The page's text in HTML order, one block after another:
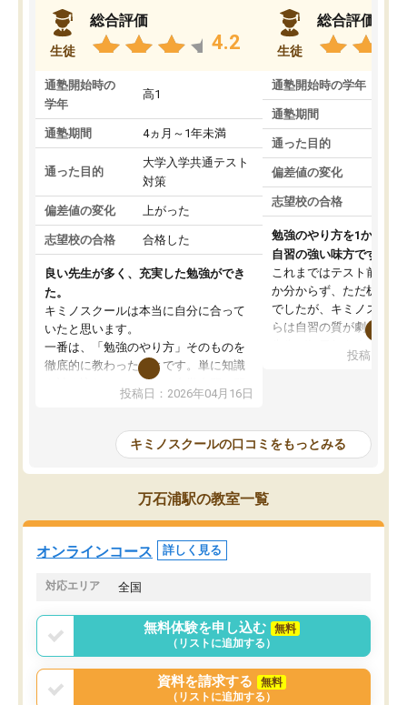
生徒
総合評価
4.2
通塾開始時の
学年
高1
通塾期間 4ヵ月～1年未満
通った目的
大学入学共通テスト
対策
偏差値の変化 上がった
志望校の合格 合格した
良い先生が多く、充実した勉強ができ
た。
キミノスクールは本当に自分に合って
いたと思います。
一番は、「勉強のやり方」そのものを
徹底的に教わったことです。単に知識
を詰め込むのではなく、自学自習の習
慣が身につくよう並走してくれるの
はなくなりました。
講師の方との距離も近く、親身なコー
チングのおかげで、停滞期もモチベー
ションを維持できました。「やらされ
る勉強」から「目標のための勉強」へ
意識が変わったことが、目標校への合
投稿日：2026年04月16日
生徒
総合評価
通塾開始時の学年
通塾期間
通った目的
偏差値の変化
志望校の合格
勉強のやり方を1から教
自習の強い味方です。
これまではテスト前に何
か分からず、ただ机に座
でしたが、キミノスクー
らは自習の質が劇的に変
を明確にしてくれるの
の仕方をコーチングして
ルなので、家での学習習
身につきました。結果と
た。自分から学ぶ姿勢を
投稿日：
キミノスクールの口コミをもっとみる
万石浦駅の教室一覧
オンラインコース 詳しく見る
対応エリア 全国
無料体験を申し込む
無料
（リストに追加する）
資料を請求する
無料
（リストに追加する）